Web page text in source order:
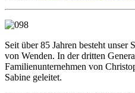
Seit über 85 Jahren besteht unser
von Wenden. In der dritten
Familienunternehmen von
Sabine geleitet.